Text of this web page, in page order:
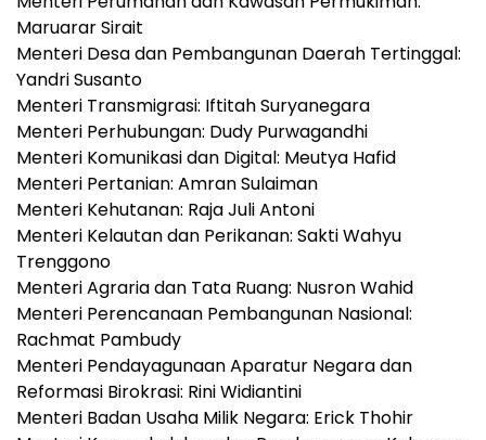
Maruarar Sirait
Menteri Desa dan Pembangunan Daerah Tertinggal:
Yandri Susanto
Menteri Transmigrasi: Iftitah Suryanegara
Menteri Perhubungan: Dudy Purwagandhi
Menteri Komunikasi dan Digital: Meutya Hafid
Menteri Pertanian: Amran Sulaiman
Menteri Kehutanan: Raja Juli Antoni
Menteri Kelautan dan Perikanan: Sakti Wahyu
Trenggono
Menteri Agraria dan Tata Ruang: Nusron Wahid
Menteri Perencanaan Pembangunan Nasional:
Rachmat Pambudy
Menteri Pendayagunaan Aparatur Negara dan
Reformasi Birokrasi: Rini Widiantini
Menteri Badan Usaha Milik Negara: Erick Thohir